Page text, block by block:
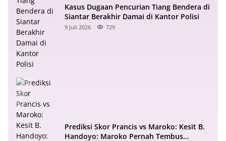
Kasus Dugaan Pencurian Tiang Bendera di
Siantar Berakhir Damai di Kantor Polisi
9 Juli 2026 729
Prediksi Skor Prancis vs Maroko: Kesit B.
Handoyo: Maroko Pernah Tembus